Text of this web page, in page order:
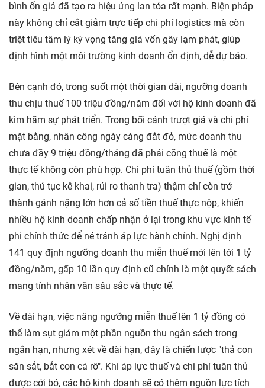
bình ổn giá đã tạo ra hiệu ứng lan tỏa rất mạnh. Biện pháp
này không chỉ cắt giảm trực tiếp chi phí logistics mà còn
triệt tiêu tâm lý kỳ vọng tăng giá vốn gây lạm phát, giúp
định hình một môi trường kinh doanh ổn định, dễ dự báo.
Bên cạnh đó, trong suốt một thời gian dài, ngưỡng doanh
thu chịu thuế 100 triệu đồng/năm đối với hộ kinh doanh đã
kìm hãm sự phát triển. Trong bối cảnh trượt giá và chi phí
mặt bằng, nhân công ngày càng đắt đỏ, mức doanh thu
chưa đầy 9 triệu đồng/tháng đã phải cõng thuế là một
thực tế không còn phù hợp. Chi phí tuân thủ thuế (gồm thời
gian, thủ tục kê khai, rủi ro thanh tra) thậm chí còn trở
thành gánh nặng lớn hơn cả số tiền thuế thực nộp, khiến
nhiều hộ kinh doanh chấp nhận ở lại trong khu vực kinh tế
phi chính thức để né tránh áp lực hành chính. Nghị định
141 quy định ngưỡng doanh thu miễn thuế mới lên tới 1 tỷ
đồng/năm, gấp 10 lần quy định cũ chính là một quyết sách
mang tính nhân văn sâu sắc và thực tế.
Về dài hạn, việc nâng ngưỡng miễn thuế lên 1 tỷ đồng có
thể làm sụt giảm một phần nguồn thu ngân sách trong
ngắn hạn, nhưng xét về dài hạn, đây là chiến lược "thả con
săn sắt, bắt con cá rô". Khi áp lực thuế và chi phí tuân thủ
được cởi bỏ, các hộ kinh doanh sẽ có thêm nguồn lực tích